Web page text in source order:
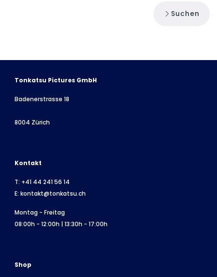
Suchen
Tonkatsu Pictures GmbH
Badenerstrasse 18
8004 Zürich
Kontakt
T: +41 44 241 56 14
E: kontakt@tonkatsu.ch
Montag - Freitag
08:00h - 12:00h | 13:30h - 17:00h
Shop